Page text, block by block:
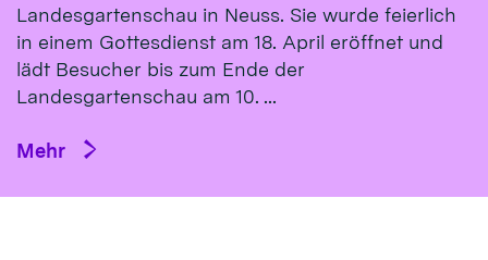
Landesgartenschau in Neuss. Sie wurde feierlich
in einem Gottesdienst am 18. April eröffnet und
lädt Besucher bis zum Ende der
Landesgartenschau am 10. ...
Mehr